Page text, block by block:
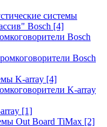
системы
Bosch [4]
Bosch
Bosch
K-array [4]
K-array
[1]
Out Board TiMax [2]